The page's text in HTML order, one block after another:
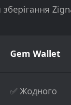
Gem Wallet
✅ Жодного